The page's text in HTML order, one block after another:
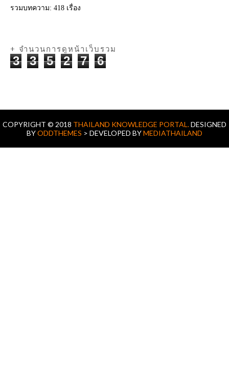
รวมบทความ: 418 เรื่อง
+ จำนวนการดูหน้าเว็บรวม
3 3 5 2 7 6
COPYRIGHT © 2018 THAILAND KNOWLEDGE PORTAL.DESIGNED
BYODDTHEMES > DEVELOPED BYMEDIATHAILAND